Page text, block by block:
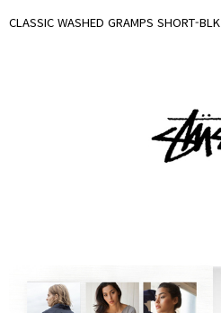
CLASSIC WASHED GRAMPS SHORT-BLK